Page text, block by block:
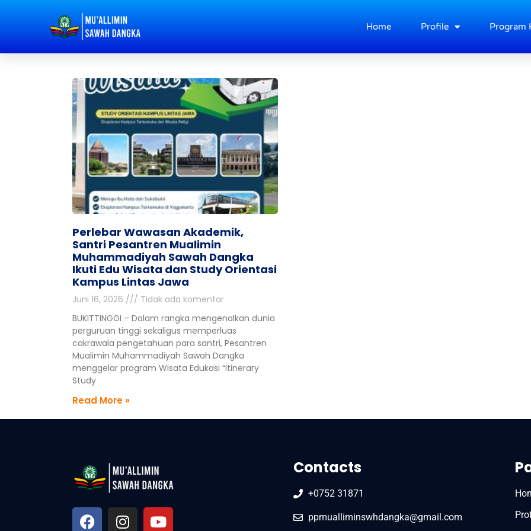
Home Profile Program
Perlebar Wawasan Akademik,
Santri Pesantren Mualimin
Muhammadiyah Sawah Dangka
Ikuti Edu Wisata dan Study Orientasi
Kampus Lintas Jawa
Juni 16, 2026
Tidak ada komentar
BUKITTINGGI – Dalam rangka mengenalkan dunia
perguruan tinggi sekaligus memperluas
cakrawala pengetahuan para santri, Pesantren
Mualimin Muhammadiyah Sawah Dangka
menggelar program Wisata Edukasi “Itinerary
Study
Read More »
Contacts
+0752 31871
ppmualliminswhdangka@gmail.com